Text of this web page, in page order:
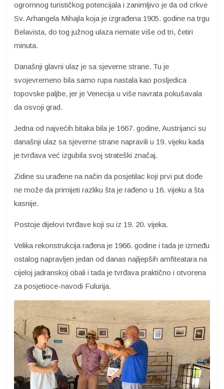
ogromnog turističkog potencijala i zanimljivo je da od crkve
Sv. Arhangela Mihajla koja je izgrađena 1905. godine na trgu
Belavista, do tog južnog ulaza nemate više od tri, četiri
minuta.
Današnji glavni ulaz je sa sjeverne strane. Tu je
svojevremeno bila samo rupa nastala kao posljedica
topovske paljbe, jer je Venecija u više navrata pokušavala
da osvoji grad.
Jedna od najvećih bitaka bila je 1667. godine, Austrijanci su
današnji ulaz sa sjeverne strane napravili u 19. vijeku kada
je tvrđava već izgubila svoj strateški značaj.
Zidine su urađene na način da posjetilac koji prvi put dođe
ne može da primijeti razliku šta je rađeno u 16. vijeku a šta
kasnije.
Postoje dijelovi tvrđave koji su iz 19. 20. vijeka.
Velika rekonstrukcija rađena je 1966. godine i tada je između
ostalog napravljen jedan od danas najljepših amfiteatara na
cijeloj jadranskoj obali i tada je tvrđava praktično i otvorena
za posjetioce-navodi Fulurija.